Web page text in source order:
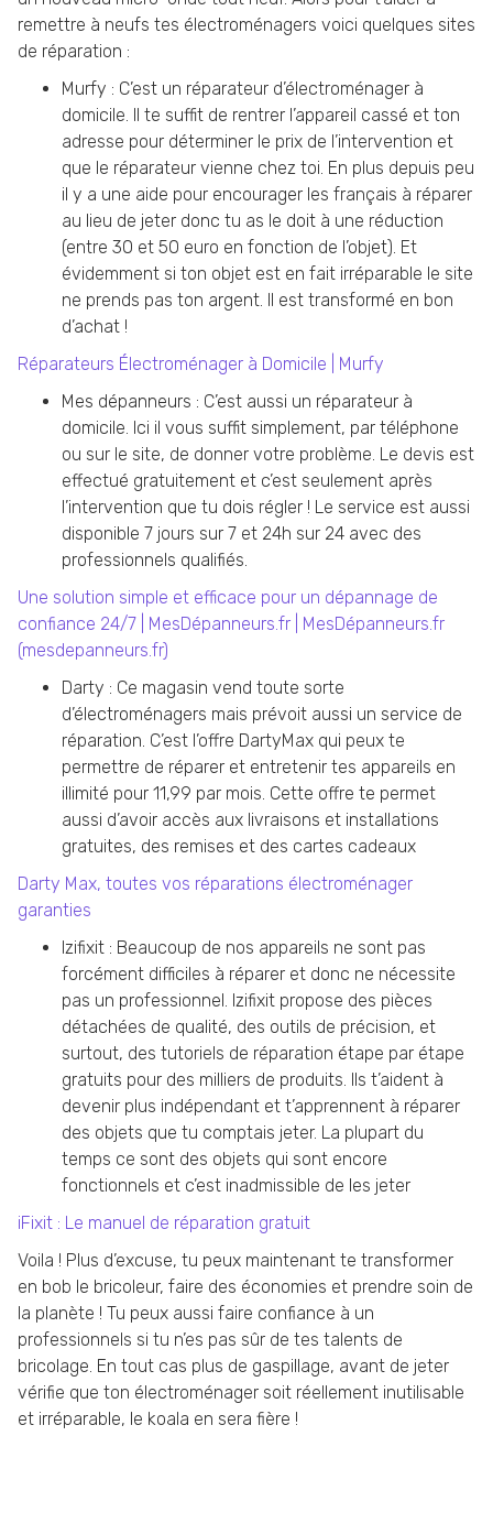
remettre à neufs tes électroménagers voici quelques sites
de réparation :
Murfy : C’est un réparateur d’électroménager à
domicile. Il te suffit de rentrer l’appareil cassé et ton
adresse pour déterminer le prix de l’intervention et
que le réparateur vienne chez toi. En plus depuis peu
il y a une aide pour encourager les français à réparer
au lieu de jeter donc tu as le doit à une réduction
(entre 30 et 50 euro en fonction de l’objet). Et
évidemment si ton objet est en fait irréparable le site
ne prends pas ton argent. Il est transformé en bon
d’achat !
Réparateurs Électroménager à Domicile | Murfy
Mes dépanneurs : C’est aussi un réparateur à
domicile. Ici il vous suffit simplement, par téléphone
ou sur le site, de donner votre problème. Le devis est
effectué gratuitement et c’est seulement après
l’intervention que tu dois régler ! Le service est aussi
disponible 7 jours sur 7 et 24h sur 24 avec des
professionnels qualifiés.
Une solution simple et efficace pour un dépannage de
confiance 24/7 | MesDépanneurs.fr | MesDépanneurs.fr
(mesdepanneurs.fr)
Darty : Ce magasin vend toute sorte
d’électroménagers mais prévoit aussi un service de
réparation. C’est l’offre DartyMax qui peux te
permettre de réparer et entretenir tes appareils en
illimité pour 11,99 par mois. Cette offre te permet
aussi d’avoir accès aux livraisons et installations
gratuites, des remises et des cartes cadeaux
Darty Max, toutes vos réparations électroménager
garanties
Izifixit : Beaucoup de nos appareils ne sont pas
forcément difficiles à réparer et donc ne nécessite
pas un professionnel. Izifixit propose des pièces
détachées de qualité, des outils de précision, et
surtout, des tutoriels de réparation étape par étape
gratuits pour des milliers de produits. Ils t’aident à
devenir plus indépendant et t’apprennent à réparer
des objets que tu comptais jeter. La plupart du
temps ce sont des objets qui sont encore
fonctionnels et c’est inadmissible de les jeter
iFixit : Le manuel de réparation gratuit
Voila ! Plus d’excuse, tu peux maintenant te transformer
en bob le bricoleur, faire des économies et prendre soin de
la planète ! Tu peux aussi faire confiance à un
professionnels si tu n’es pas sûr de tes talents de
bricolage. En tout cas plus de gaspillage, avant de jeter
vérifie que ton électroménager soit réellement inutilisable
et irréparable, le koala en sera fière !